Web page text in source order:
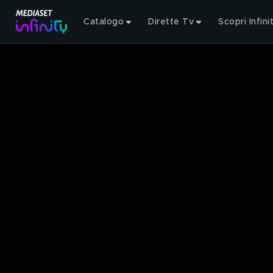
Catalogo Dirette Tv Scopri